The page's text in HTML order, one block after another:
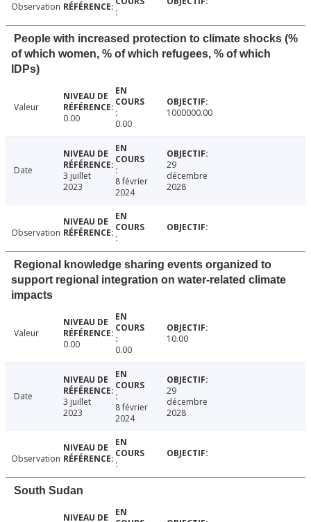
Observation
People with increased protection to climate shocks (%
of which women, % of which refugees, % of which
IDPs)
Valeur
0.00
0.00
1000000.00
Date
3 juillet
2023
8 février
2024
29
décembre
2028
Observation
Regional knowledge sharing events organized to
support regional integration on water-related climate
impacts
Valeur
0.00
0.00
10.00
Date
3 juillet
2023
8 février
2024
29
décembre
2028
Observation
South Sudan